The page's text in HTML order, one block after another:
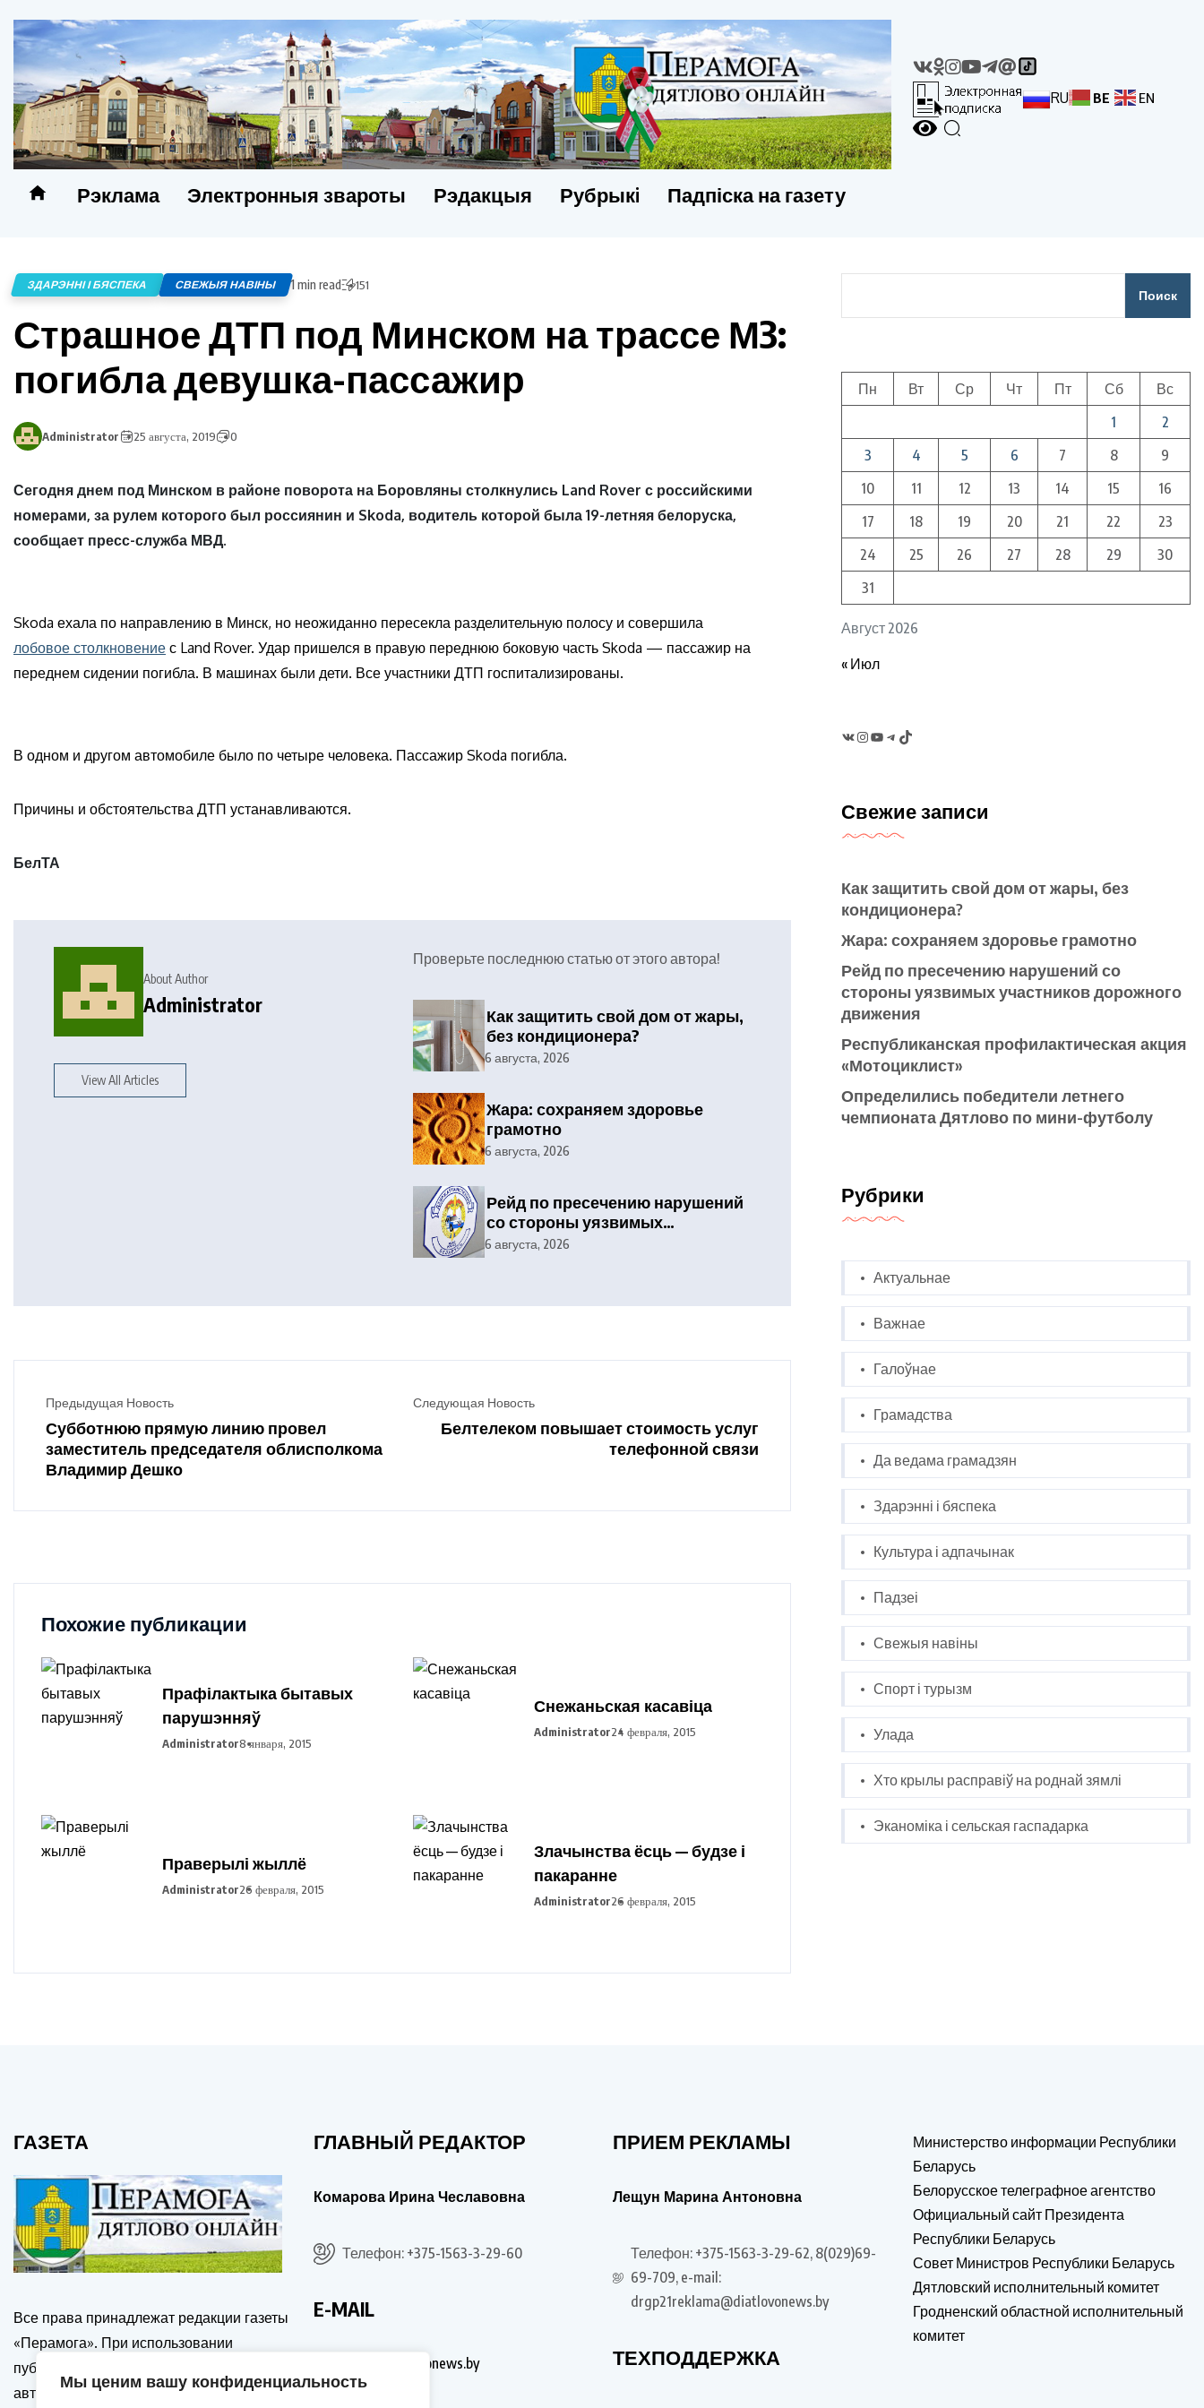
Мы ценим вашу конфиденциальность
Рэклама Электронныя звароты Рэдакцыя Рубрыкi Падпіска на газету
RU BE EN
ЗДАРЭННІ І БЯСПЕКА СВЕЖЫЯ НАВІНЫ 1 min read 151
Страшное ДТП под Минском на трассе М3:
погибла девушка-пассажир
Administrator 25 августа, 2019 0
Сегодня днем под Минском в районе поворота на Боровляны столкнулись Land Rover с российскими
номерами, за рулем которого был россиянин и Skoda, водитель которой была 19-летняя белоруска,
сообщает пресс-служба МВД.
Skoda ехала по направлению в Минск, но неожиданно пересекла разделительную полосу и совершила
лобовое столкновение с Land Rover. Удар пришелся в правую переднюю боковую часть Skoda — пассажир на
переднем сидении погибла. В машинах были дети. Все участники ДТП госпитализированы.
В одном и другом автомобиле было по четыре человека. Пассажир Skoda погибла.
Причины и обстоятельства ДТП устанавливаются.
БелТА
About Author
Administrator
View All Articles
Проверьте последнюю статью от этого автора!
Как защитить свой дом от жары,
без кондиционера?
6 августа, 2026
Жара: сохраняем здоровье
грамотно
6 августа, 2026
Рейд по пресечению нарушений
со стороны уязвимых
участников дорожного
6 августа, 2026
Предыдущая Новость
Субботнюю прямую линию провел
заместитель председателя облисполкома
Владимир Дешко
Следующая Новость
Белтелеком повышает стоимость услуг
телефонной связи
Похожие публикации
Прафілактыка бытавых
парушэнняў
Administrator8 января, 2015
Снежаньская касавіца
Administrator24 февраля, 2015
Праверылі жыллё
Administrator26 февраля, 2015
Злачынства ёсць — будзе і
пакаранне
Administrator26 февраля, 2015
Поиск
Август 2026
Пн Вт Ср Чт Пт Сб
Вс
1
2
3
4 5 6 7 8
9
10
11 12 13 14 15
16
17
18 19 20 21 22
23
24
25 26 27 28 29
30
31
« Июл
Instagram
YouTubeTelegram
TikTok
Свежие записи
Как защитить свой дом от жары, без
кондиционера?
Жара: сохраняем здоровье грамотно
Рейд по пресечению нарушений со
стороны уязвимых участников дорожного
движения
Республиканская профилактическая акция
«Мотоциклист»
Определились победители летнего
чемпионата Дятлово по мини-футболу
Рубрики
Актуальнае
Важнае
Галоўнае
Грамадства
Да ведама грамадзян
Здарэнні і бяспека
Культура і адпачынак
Падзеі
Свежыя навіны
Спорт і турызм
Улада
Хто крылы расправіў на роднай зямлі
Эканоміка і сельская гаспадарка
ГАЗЕТА
Все права принадлежат редакции газеты
«Перамога». При использовании
публикаций сайта, ссылка на источник и
автора обязательна. Перепечатка
ГЛАВНЫЙ РЕДАКТОР
Комарова Ирина Чеславовна
Телефон: +375-1563-3-29-60
E-MAIL
drgp@diatlovonews.by
ПРИЕМ РЕКЛАМЫ
Лещун Марина Антоновна
Телефон: +375-1563-3-29-62, 8(029)69-
69-709, e-mail:
drgp21reklama@diatlovonews.by
ТЕХПОДДЕРЖКА
Министерство информации Республики
Беларусь
Белорусское телеграфное агентство
Официальный сайт Президента
Республики Беларусь
Совет Министров Республики Беларусь
Дятловский исполнительный комитет
Гродненский областной исполнительный
комитет